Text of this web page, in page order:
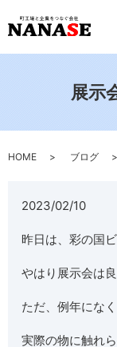
展示
HOME ブログ
2023/02/10
昨日は、彩の国
やはり展示会は
ただ、例年にな
実際の物に触れ